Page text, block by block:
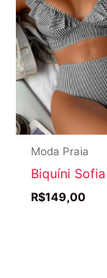
Moda Praia
Biquíni Sofia
R$149,00